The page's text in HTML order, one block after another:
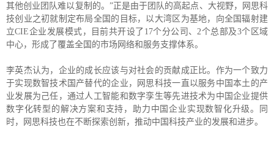
其他创业团队难以复制的。”正是由于团队的高起点、大视野，网思科
技创业之初就制定布局全国的目标，以大湾区为基地，向全国辐射建
立CIE企业发展模式，目前共开设了17个分公司、2个总部及3个区域
中心，形成了覆盖全国的市场网络和服务支撑体系。
李英杰认为，企业的成长应该与对社会的贡献成正比。作为一个致力
于实现数智技术国产替代的企业，网思科技一直以服务中国本土的产
业发展为己任，通过人工智能和数字孪生等先进技术为中国企业提供
数字化转型的解决方案和支持，助力中国企业实现数智化升级。同
时，网思科技也在不断探索创新，推动中国科技产业的发展和进步。